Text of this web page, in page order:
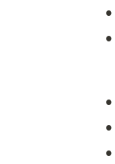
•
•
•
•
•